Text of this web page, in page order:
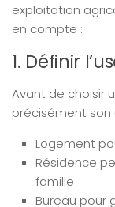
exploitation
en compte :
1. Définir
Avant de choisir
précisément son
Logement
Résidence
famille
Bureau pour